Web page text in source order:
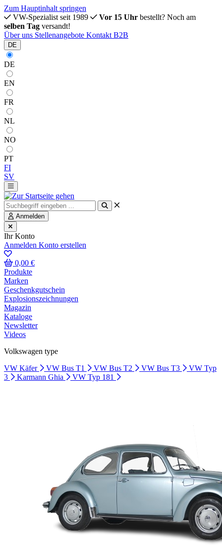
Zum Hauptinhalt springen
VW-Spezialist seit 1989
Vor 15 Uhr bestellt? Noch am
selben Tag versandt!
Über uns Stellenangebote Kontakt B2B
DE
DE
EN
FR
NL
NO
PT
FI
SV
Anmelden
Ihr Konto
Anmelden Konto erstellen
0,00 €
Produkte
Marken
Geschenkgutschein
Explosionszeichnungen
Magazin
Kataloge
Newsletter
Videos
Volkswagen type
VW Käfer
VW Bus T1 VW Bus T2 VW Bus T3
VW Typ
3
Karmann Ghia VW Typ 181